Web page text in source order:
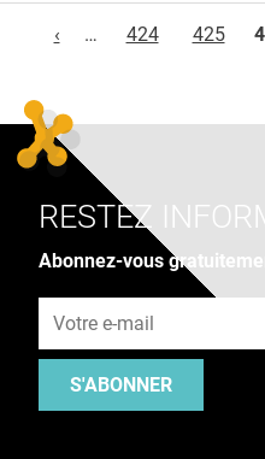
‹
… 424 425
RESTEZ
Abonnez-vous
S'ABONNER